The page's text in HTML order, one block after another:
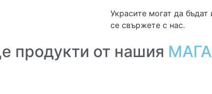
Украсите могат да
се свържете с нас.
продукти от нашия